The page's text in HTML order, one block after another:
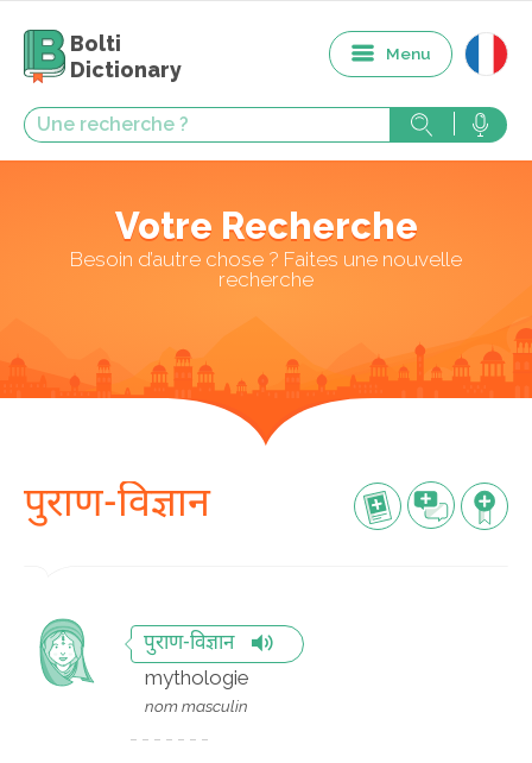
Bolti
Dictionary
Menu
Votre Recherche
Besoin d’autre chose ? Faites une nouvelle
recherche
पुराण-विज्ञान
पुराण-विज्ञान
mythologie
nom masculin